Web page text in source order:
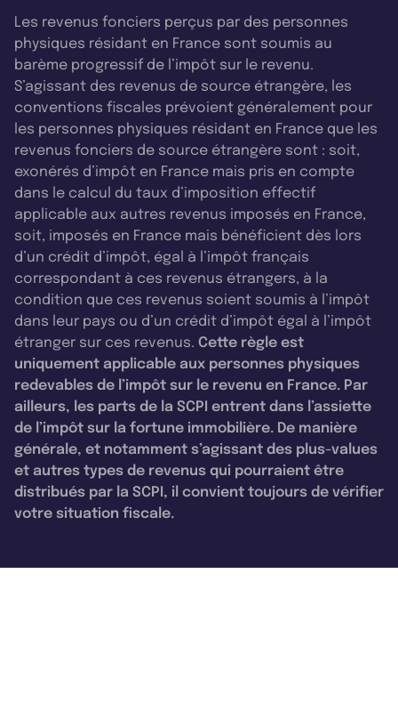
Les revenus fonciers perçus par des personnes
physiques résidant en France sont soumis au
barème progressif de l’impôt sur le revenu.
S’agissant des revenus de source étrangère, les
conventions fiscales prévoient généralement pour
les personnes physiques résidant en France que les
revenus fonciers de source étrangère sont : soit,
exonérés d’impôt en France mais pris en compte
dans le calcul du taux d’imposition effectif
applicable aux autres revenus imposés en France,
soit, imposés en France mais bénéficient dès lors
d’un crédit d’impôt, égal à l’impôt français
correspondant à ces revenus étrangers, à la
condition que ces revenus soient soumis à l’impôt
dans leur pays ou d’un crédit d’impôt égal à l’impôt
étranger sur ces revenus. Cette règle est
uniquement applicable aux personnes physiques
redevables de l’impôt sur le revenu en France. Par
ailleurs, les parts de la SCPI entrent dans l’assiette
de l’impôt sur la fortune immobilière. De manière
générale, et notamment s’agissant des plus-values
et autres types de revenus qui pourraient être
distribués par la SCPI, il convient toujours de vérifier
votre situation fiscale.